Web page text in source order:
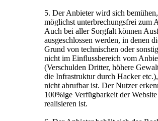
5. Der Anbieter wird sich
möglichst unterbrechungsfrei zum
Auch bei aller Sorgfalt können
ausgeschlossen werden, in denen
Grund von technischen oder
nicht im Einflussbereich vom
(Verschulden Dritter, höhere
die Infrastruktur durch Hacker
nicht abrufbar ist. Der Nutzer
100%ige Verfügbarkeit der
realisieren ist.